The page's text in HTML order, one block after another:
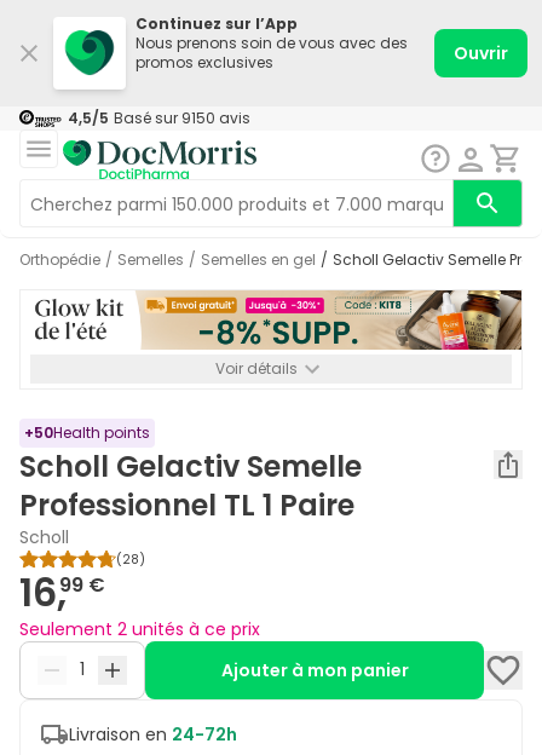
Continuez sur l’App
Nous prenons soin de vous avec des
promos exclusives
Ouvrir
4,5/5 Basé sur 9150 avis
Orthopédie / Semelles / Semelles en gel / Scholl Gelactiv Semelle
Voir détails
+50Health points
Scholl Gelactiv Semelle
Professionnel TL 1 Paire
Scholl
(28)
16,99 €
Seulement 2 unités à ce prix
Ajouter à mon panier
Livraison en 24-72h